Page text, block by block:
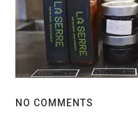
NO COMMENTS